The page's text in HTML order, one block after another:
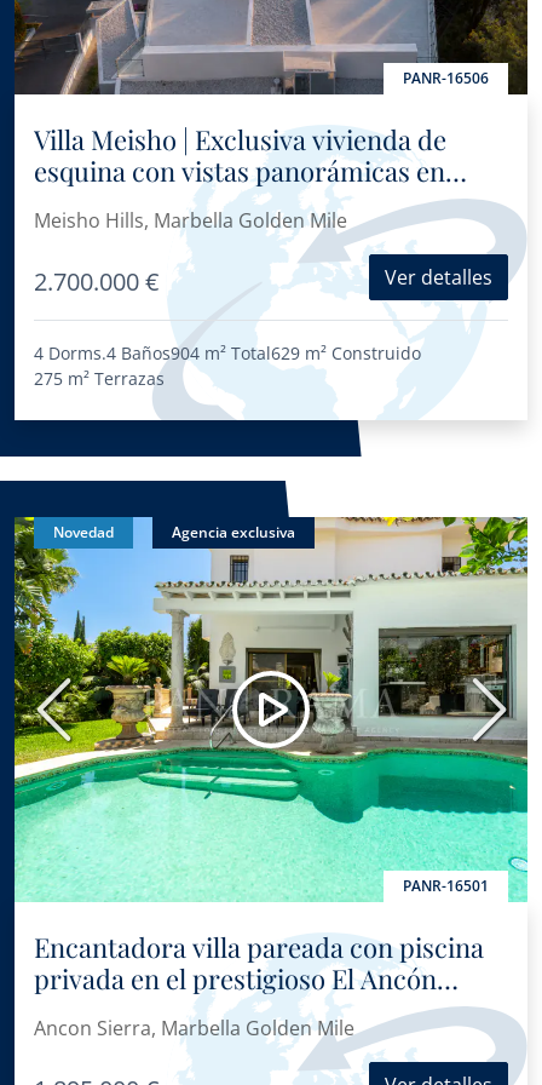
PANR-16506
Villa Meisho | Exclusiva vivienda de
esquina con vistas panorámicas en
Sierra Blanca
Meisho Hills, Marbella Golden Mile
2.700.000 € Ver detalles
4 Dorms.4 Baños904 m² Total629 m² Construido
275 m² Terrazas
Anterior
Novedad Agencia exclusiva
PANR-16501
Encantadora villa pareada con piscina
privada en el prestigioso El Ancón
Sierra, en la Milla de Oro de Marbella
Ancon Sierra, Marbella Golden Mile